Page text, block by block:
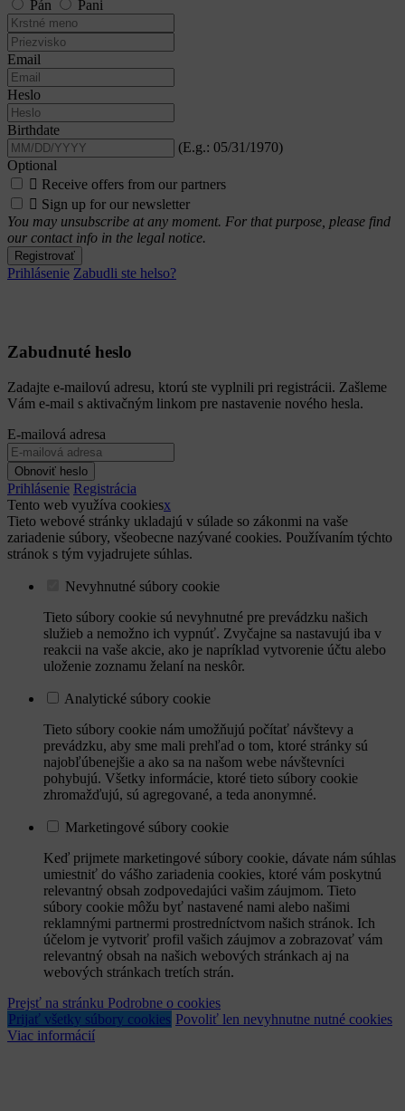
Pán
Pani
Email
Heslo
Birthdate
(E.g.: 05/31/1970)
Optional
 Receive offers from our partners
 Sign up for our newsletter
You may unsubscribe at any moment. For that purpose, please find
our contact info in the legal notice.
Registrovať
Prihlásenie Zabudli ste helso?
Zabudnuté heslo
Zadajte e-mailovú adresu, ktorú ste vyplnili pri registrácii. Zašleme
Vám e-mail s aktivačným linkom pre nastavenie nového hesla.
E-mailová adresa
Obnoviť heslo
Prihlásenie Registrácia
Tento web využíva cookiesx
Tieto webové stránky ukladajú v súlade so zákonmi na vaše
zariadenie súbory, všeobecne nazývané cookies. Používaním týchto
stránok s tým vyjadrujete súhlas.
Nevyhnutné súbory cookie
Tieto súbory cookie sú nevyhnutné pre prevádzku našich
služieb a nemožno ich vypnúť. Zvyčajne sa nastavujú iba v
reakcii na vaše akcie, ako je napríklad vytvorenie účtu alebo
uloženie zoznamu želaní na neskôr.
Analytické súbory cookie
Tieto súbory cookie nám umožňujú počítať návštevy a
prevádzku, aby sme mali prehľad o tom, ktoré stránky sú
najobľúbenejšie a ako sa na našom webe návštevníci
pohybujú. Všetky informácie, ktoré tieto súbory cookie
zhromažďujú, sú agregované, a teda anonymné.
Marketingové súbory cookie
Keď prijmete marketingové súbory cookie, dávate nám súhlas
umiestniť do vášho zariadenia cookies, ktoré vám poskytnú
relevantný obsah zodpovedajúci vašim záujmom. Tieto
súbory cookie môžu byť nastavené nami alebo našimi
reklamnými partnermi prostredníctvom našich stránok. Ich
účelom je vytvoriť profil vašich záujmov a zobrazovať vám
relevantný obsah na našich webových stránkach aj na
webových stránkach tretích strán.
Prejsť na stránku Podrobne o cookies
Prijať všetky súbory cookies Povoliť len nevyhnutne nutné cookies
Viac informácií